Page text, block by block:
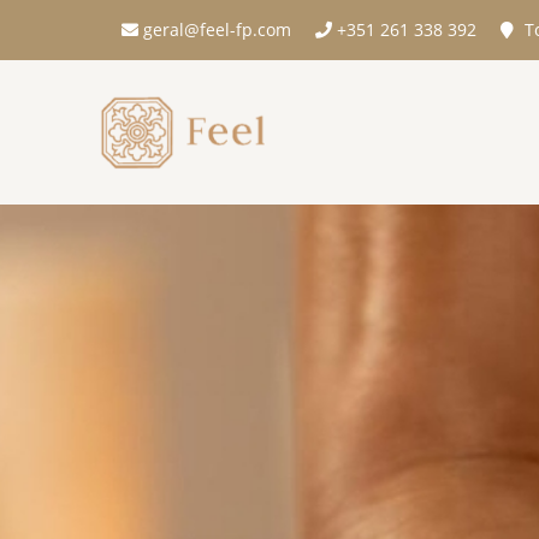
geral@feel-fp.com +351 261 338 392